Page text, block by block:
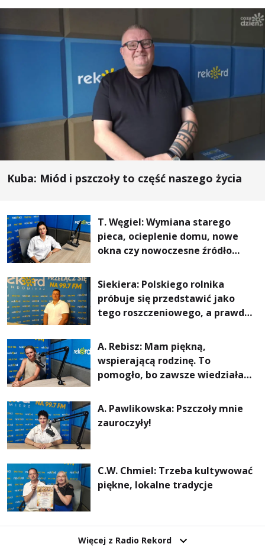
Kuba: Miód i pszczoły to część naszego życia
T. Węgiel: Wymiana starego
pieca, ocieplenie domu, nowe
okna czy nowoczesne źródło
rachunki za energię, lepszy
komfort życia i... czystsze
powietrze
Siekiera: Polskiego rolnika
próbuje się przedstawić jako
tego roszczeniowego, a prawda
A. Rebisz: Mam piękną,
wspierającą rodzinę. To
pomogło, bo zawsze wiedziałam,
najważniejsza
A. Pawlikowska: Pszczoły mnie
zauroczyły!
C.W. Chmiel: Trzeba kultywować
piękne, lokalne tradycje
Więcej z Radio Rekord